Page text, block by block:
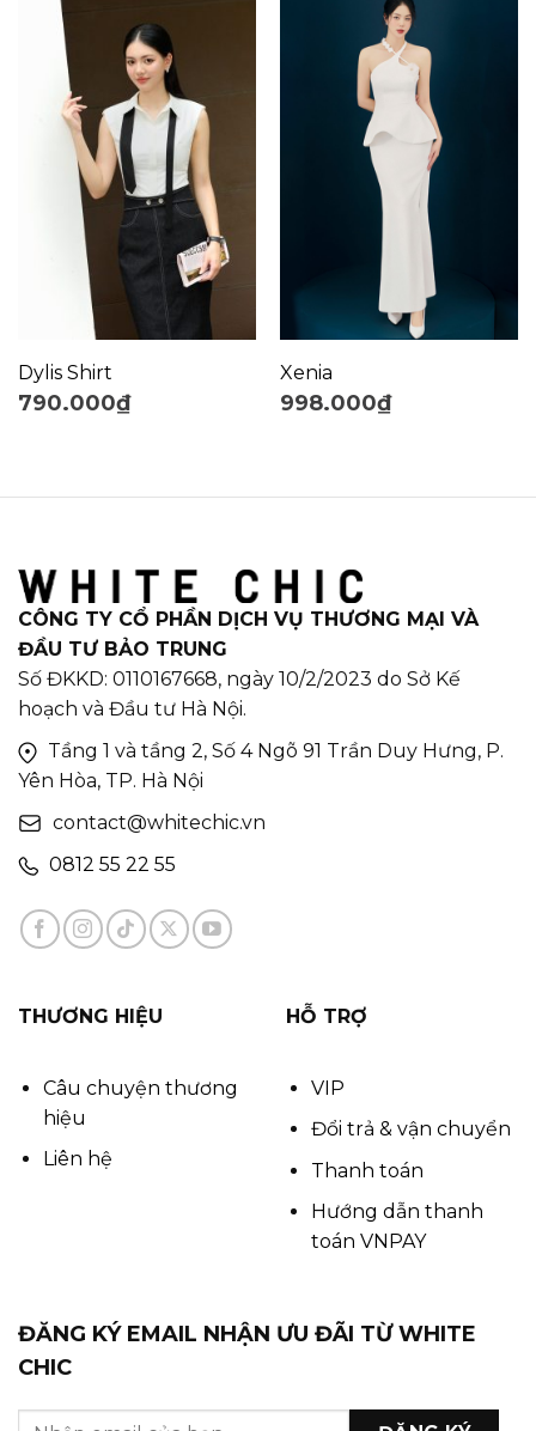
Dylis Shirt
790.000₫
Xenia
998.000₫
CÔNG TY CỔ PHẦN DỊCH VỤ THƯƠNG MẠI VÀ
ĐẦU TƯ BẢO TRUNG
Số ĐKKD: 0110167668, ngày 10/2/2023 do Sở Kế
hoạch và Đầu tư Hà Nội.
Tầng 1 và tầng 2, Số 4 Ngõ 91 Trần Duy Hưng, P.
Yên Hòa, TP. Hà Nội
contact@whitechic.vn
0812 55 22 55
THƯƠNG HIỆU
Câu chuyện thương
hiệu
Liên hệ
HỖ TRỢ
VIP
Đổi trả & vận chuyển
Thanh toán
Hướng dẫn thanh
toán VNPAY
ĐĂNG KÝ EMAIL NHẬN ƯU ĐÃI TỪ WHITE
CHIC